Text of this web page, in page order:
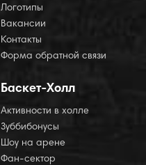
Логотипы
Вакансии
Контакты
Форма обратной связи
Баскет-Холл
Активности в холле
Зуббибонусы
Шоу на арене
Фан-сектор